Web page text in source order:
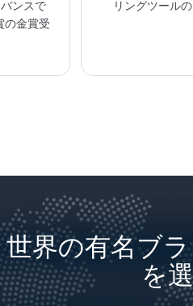
ンスで
金賞受
リングツール
世界の有名ブ
を